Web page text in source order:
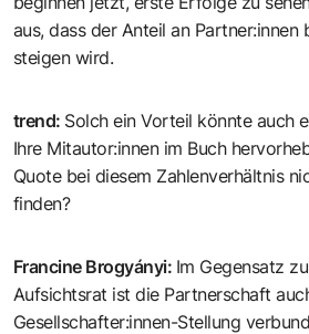
aus, dass der Anteil an
steigen wird.
trend: Solch ein Vorteil könnte auch
Ihre Mitautor:innen im Buch
Quote bei diesem Zahlenverhältnis
finden?
Francine Brogyányi: Im Gegensatz
Aufsichtsrat ist die Partnerschaft
Gesellschafter:innen-Stellung